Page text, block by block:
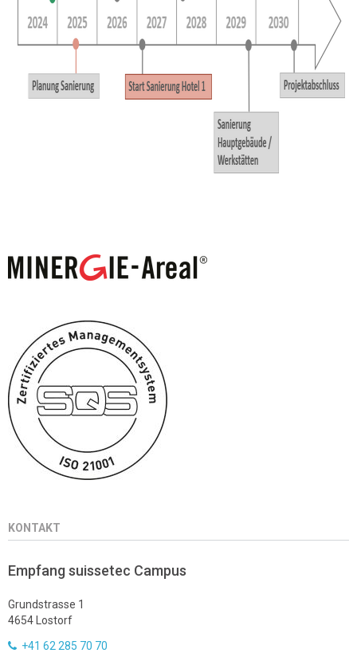
KONTAKT
Empfang suissetec Campus
Grundstrasse 1
4654 Lostorf
+41 62 285 70 70